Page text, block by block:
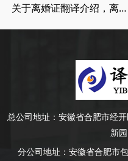
关于离婚证翻译介绍，离婚证翻译流程
总公司地址： 安徽省合肥市经
新
分公司地址： 安徽省合肥市